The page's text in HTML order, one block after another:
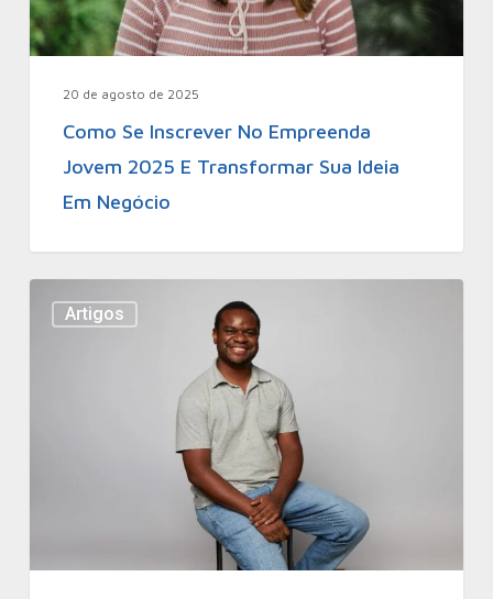
20 de agosto de 2025
Como Se Inscrever No Empreenda
Jovem 2025 E Transformar Sua Ideia
Em Negócio
Artigos